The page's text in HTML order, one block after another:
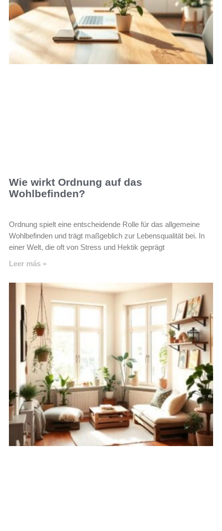
Wie wirkt Ordnung auf das
Wohlbefinden?
Ordnung spielt eine entscheidende Rolle für das allgemeine
Wohlbefinden und trägt maßgeblich zur Lebensqualität bei. In
einer Welt, die oft von Stress und Hektik geprägt
Leer más »